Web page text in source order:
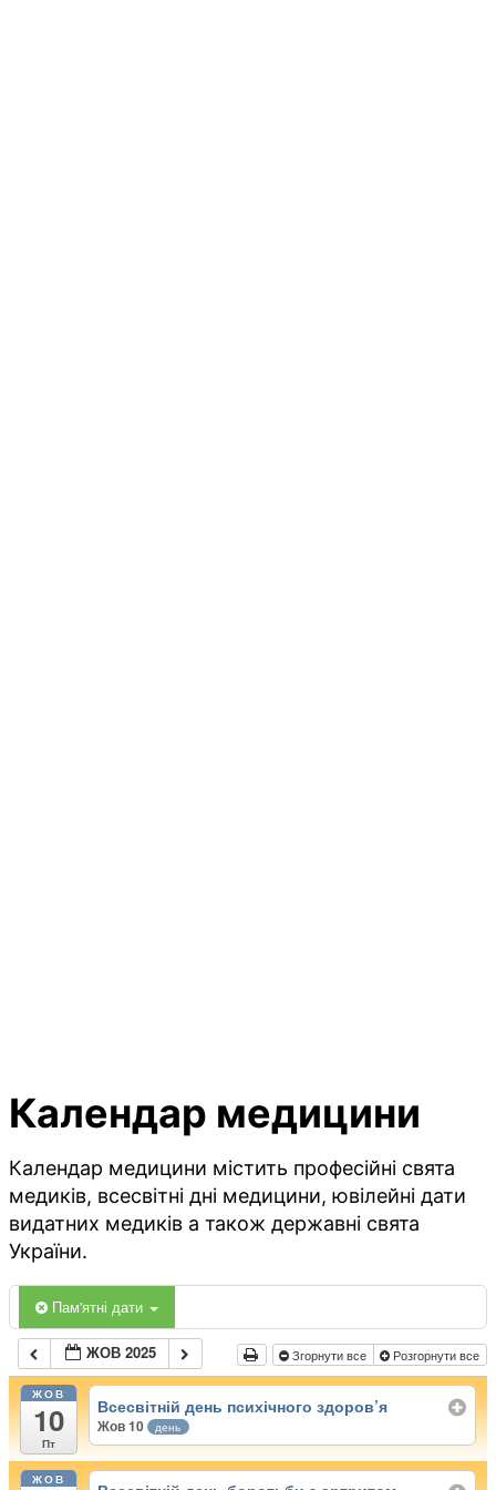
Календар медицини
Календар медицини містить професійні свята
медиків, всесвітні дні медицини, ювілейні дати
видатних медиків а також державні свята
України.
Пам'ятні дати
ЖОВ 2025 Згорнути все Розгорнути все
ЖОВ
10
Пт
Всесвітній день психічного здоров’я
Жов 10 день
ЖОВ